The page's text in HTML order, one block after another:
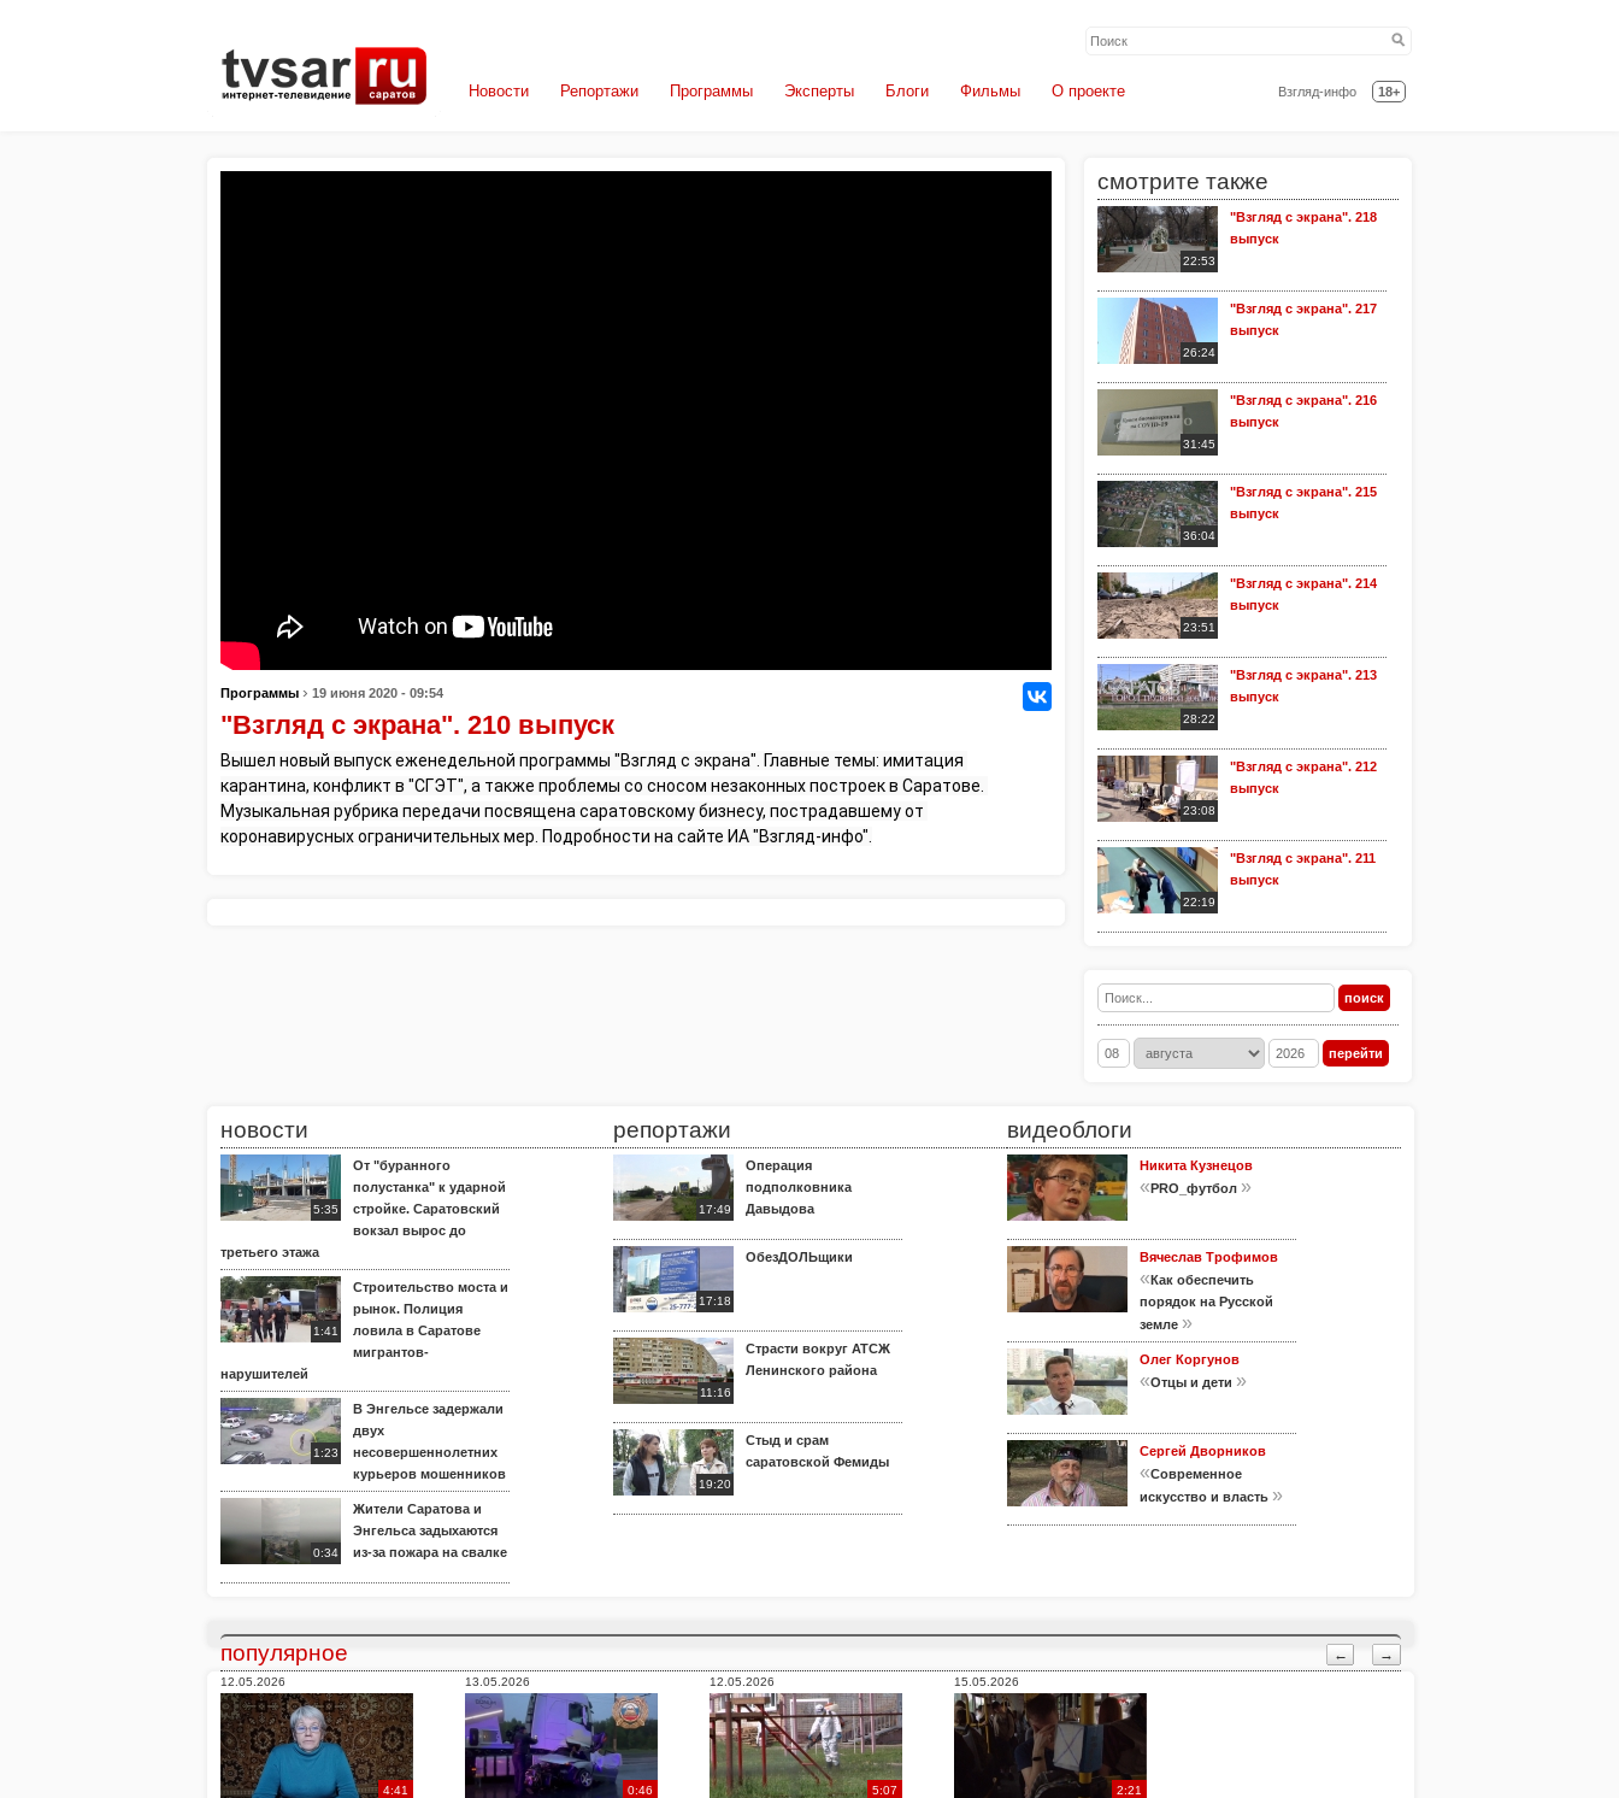
Взгляд-инфо 18+
Новости Репортажи Программы Эксперты Блоги Фильмы О проекте
смотрите также
22:53
"Взгляд с экрана". 218
выпуск
26:24
"Взгляд с экрана". 217
выпуск
31:45
"Взгляд с экрана". 216
выпуск
36:04
"Взгляд с экрана". 215
выпуск
23:51
"Взгляд с экрана". 214
выпуск
28:22
"Взгляд с экрана". 213
выпуск
23:08
"Взгляд с экрана". 212
выпуск
22:19
"Взгляд с экрана". 211
выпуск
Программы › 19 июня 2020 - 09:54
"Взгляд с экрана". 210 выпуск
Вышел новый выпуск еженедельной программы "Взгляд с экрана". Главные темы: имитация
карантина, конфликт в "СГЭТ", а также проблемы со сносом незаконных построек в Саратове.
Музыкальная рубрика передачи посвящена саратовскому бизнесу, пострадавшему от
коронавирусных ограничительных мер. Подробности на сайте ИА "Взгляд-инфо".
новости
5:35
От "буранного
полустанка" к ударной
стройке. Саратовский
вокзал вырос до
третьего этажа
1:41
Строительство моста и
рынок. Полиция
ловила в Саратове
мигрантов-
нарушителей
1:23
В Энгельсе задержали
двух
несовершеннолетних
курьеров мошенников
0:34
Жители Саратова и
Энгельса задыхаются
из-за пожара на свалке
репортажи
17:49
Операция
подполковника
Давыдова
17:18
ОбезДОЛЬщики
11:16
Страсти вокруг АТСЖ
Ленинского района
19:20
Стыд и срам
саратовской Фемиды
видеоблоги
Никита Кузнецов
«PRO_футбол »
Вячеслав Трофимов
«Как обеспечить
порядок на Русской
земле »
Олег Коргунов
«Отцы и дети »
Сергей Дворников
«Современное
искусство и власть »
← →
популярное
12.05.2026
4:41
13.05.2026
0:46
12.05.2026
5:07
15.05.2026
2:21